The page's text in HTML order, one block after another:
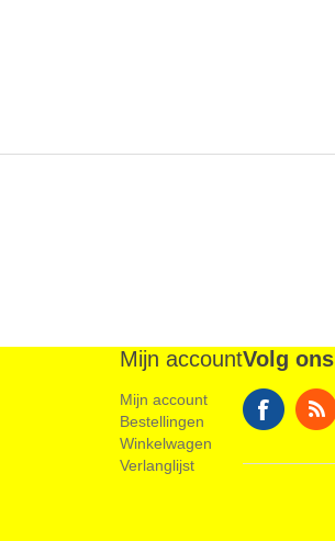
Mijn account
Mijn account
Bestellingen
Winkelwagen
Verlanglijst
Volg ons